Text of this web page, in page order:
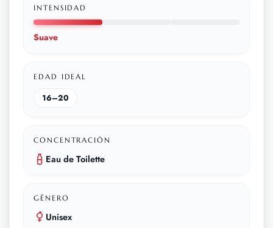
INTENSIDAD
Suave
EDAD IDEAL
16–20
CONCENTRACIÓN
Eau de Toilette
GÉNERO
Unisex